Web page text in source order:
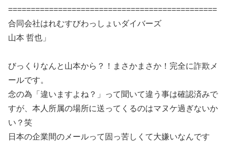
==============================================
合同会社はれむすびわっしょいダイバーズ
山本 哲也」
びっくりなんと山本から？！まさかまさか！完全に詐欺メ
ールです。
念の為「違いますよね？」って聞いて違う事は確認済みで
すが、本人所属の場所に送ってくるのはマヌケ過ぎないか
い？笑
日本の企業間のメールって固っ苦しくて大嫌いなんです